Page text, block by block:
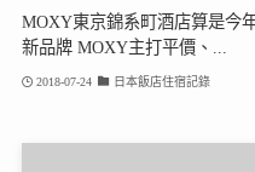
MOXY東京錦系町酒店算是今
新品牌 MOXY主打平價、...
2018-07-24 日本飯店住宿記錄